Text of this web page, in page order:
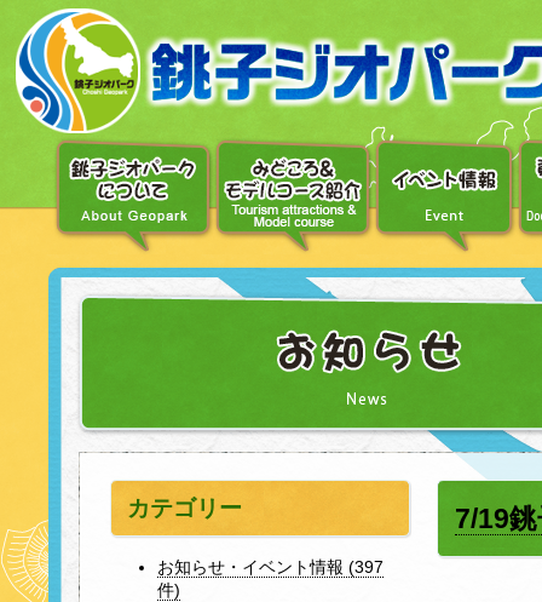
ュ
ー
7/19
カテゴリー
お知らせ・イベント情報 (397
件)